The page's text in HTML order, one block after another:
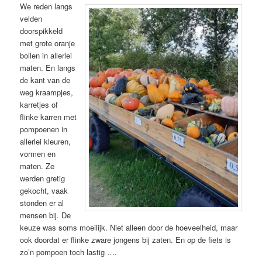
We reden langs
velden
doorspikkeld
met grote oranje
bollen in allerlei
maten. En langs
de kant van de
weg kraampjes,
karretjes of
flinke karren met
pompoenen in
allerlei kleuren,
vormen en
maten. Ze
werden gretig
gekocht, vaak
stonden er al
mensen bij. De
keuze was soms moeilijk. Niet alleen door de hoeveelheid, maar
ook doordat er flinke zware jongens bij zaten. En op de fiets is
zo’n pompoen toch lastig ….